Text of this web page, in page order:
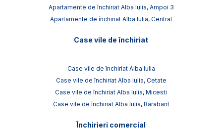
Apartamente de închiriat Alba Iulia, Ampoi 3
Apartamente de închiriat Alba Iulia, Central
Case vile de închiriat
Case vile de închiriat Alba Iulia
Case vile de închiriat Alba Iulia, Cetate
Case vile de închiriat Alba Iulia, Micesti
Case vile de închiriat Alba Iulia, Barabant
Închirieri comercial